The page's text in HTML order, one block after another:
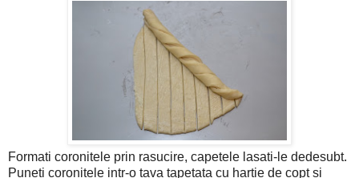
Formati coronitele prin rasucire, capetele lasati-le dedesubt.
Puneti coronitele intr-o tava tapetata cu hartie de copt si